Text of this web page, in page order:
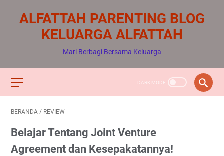
ALFATTAH PARENTING BLOG
KELUARGA ALFATTAH
Mari Berbagi Bersama Keluarga
BERANDA / REVIEW
Belajar Tentang Joint Venture
Agreement dan Kesepakatannya!